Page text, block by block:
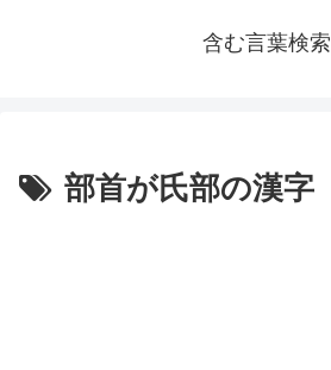
含む言葉検索
部首が氏部の漢字